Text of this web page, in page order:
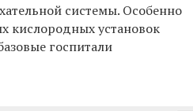
системы. Особенно
кислородных установок
госпитали